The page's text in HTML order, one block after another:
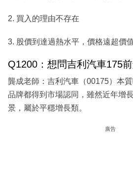
2. 買入的理由不存在
3. 股價到達過熱水平，價格遠超價
Q1200：想問吉利汽車175
龔成老師：吉利汽車（00175）本
品牌都得到市場認同，雖然近年增
景，屬於平穩增長類。
廣告